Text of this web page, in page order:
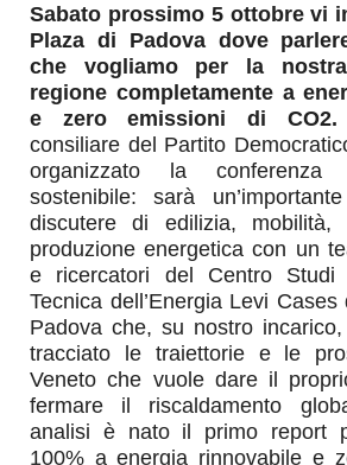
Sabato prossimo 5 ottobre vi
Plaza di Padova dove
che vogliamo per la
regione completamente a
e zero emissioni di CO2.
consiliare del Partito
organizzato la conferenza
sostenibile: sarà
discutere di edilizia, mobilità,
produzione energetica con un
e ricercatori del Centro
Tecnica dell’Energia Levi Cases
Padova che, su nostro
tracciato le traiettorie e le
Veneto che vuole dare il
fermare il riscaldamento
analisi è nato il primo report
100% a energia rinnovabile e